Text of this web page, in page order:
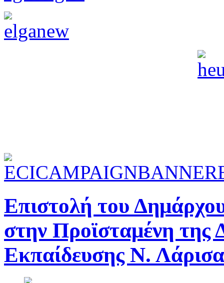
Επιστολή του
στην Προϊσταμένη της
Εκπαίδευσης Ν.